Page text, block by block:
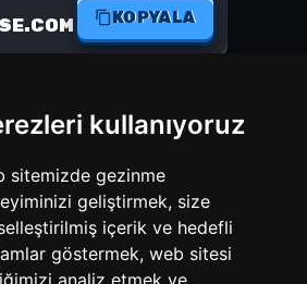
kullanıyoruz
sitemizde gezinme
geliştirmek, size
içerik ve hedefli
göstermek, web sitesi
analiz etmek ve
KOPYALA
Instagram
TERCIHLER